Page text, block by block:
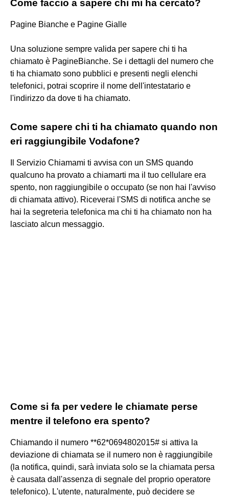
Come faccio a sapere chi mi ha cercato?
Pagine Bianche e Pagine Gialle
Una soluzione sempre valida per sapere chi ti ha
chiamato è PagineBianche. Se i dettagli del numero che
ti ha chiamato sono pubblici e presenti negli elenchi
telefonici, potrai scoprire il nome dell'intestatario e
l'indirizzo da dove ti ha chiamato.
Come sapere chi ti ha chiamato quando non
eri raggiungibile Vodafone?
Il Servizio Chiamami ti avvisa con un SMS quando
qualcuno ha provato a chiamarti ma il tuo cellulare era
spento, non raggiungibile o occupato (se non hai l'avviso
di chiamata attivo). Riceverai l'SMS di notifica anche se
hai la segreteria telefonica ma chi ti ha chiamato non ha
lasciato alcun messaggio.
Come si fa per vedere le chiamate perse
mentre il telefono era spento?
Chiamando il numero **62*0694802015# si attiva la
deviazione di chiamata se il numero non è raggiungibile
(la notifica, quindi, sarà inviata solo se la chiamata persa
è causata dall'assenza di segnale del proprio operatore
telefonico). L'utente, naturalmente, può decidere se